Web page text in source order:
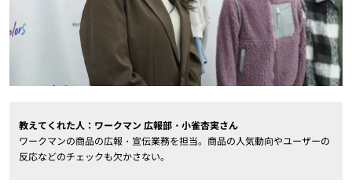
教えてくれた人：ワークマン 広報部・小雀杏実さん
ワークマンの商品の広報・宣伝業務を担当。商品の人気動向やユーザーの
反応などのチェックも欠かさない。